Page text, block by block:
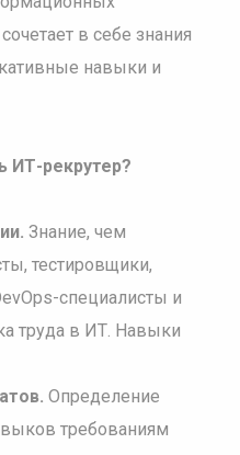
в себе знания
навыки и
ИТ-рекрутер?
Знание, чем
тестировщики,
специалисты и
труда в ИТ. Навыки
Определение
требованиям